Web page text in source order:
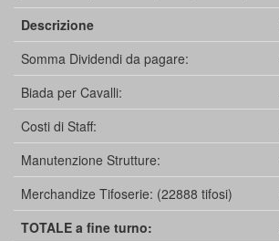
Descrizione
Somma Dividendi da pagare:
Biada per Cavalli:
Costi di Staff:
Manutenzione Strutture:
Merchandize Tifoserie: (22888 tifosi)
TOTALE a fine turno: